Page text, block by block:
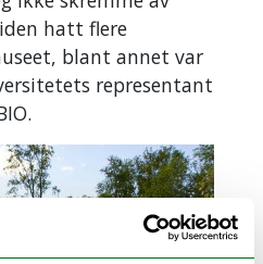
Naturforskning
– NINA, med
fokus på
Stort
nasjonalt og
internasjonalt
forskersamarbeid
hatt flere
blant annet var
representant